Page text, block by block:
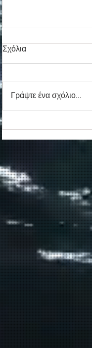
Σχόλια
Γράψτε ένα σχόλιο...